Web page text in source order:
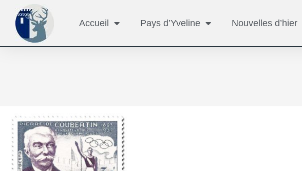
Accueil Pays d’Yveline Nouvelles d’hier